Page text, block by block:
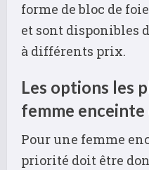
forme de bloc de
et sont disponibles
à différents prix.
Les options les
femme enceinte
Pour une femme
priorité doit être